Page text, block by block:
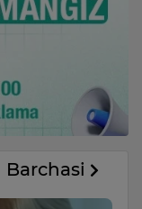
Barchasi